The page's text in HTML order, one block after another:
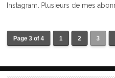
Instagram. Plusieurs de mes
Page 3 of 4 1 2 3